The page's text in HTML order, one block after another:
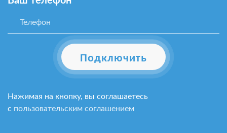
Подключить
Нажимая на кнопку, вы соглашаетесь
с пользовательским соглашением